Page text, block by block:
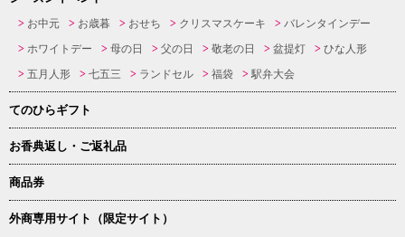
お中元 お歳暮 おせち クリスマスケーキ
バレンタインデー
ホワイトデー
母の日 父の日 敬老の日 盆提灯
ひな人形
五月人形
七五三 ランドセル 福袋 駅弁大会
てのひらギフト
お香典返し・ご返礼品
商品券
外商専用サイト（限定サイト）